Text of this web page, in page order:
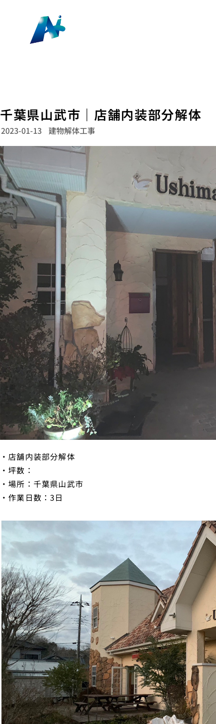
千葉県山武市｜店舗内装部分解体
2023-01-13 建物解体工事
・店舗内装部分解体
・坪数：
・場所：千葉県山武市
・作業日数：3日